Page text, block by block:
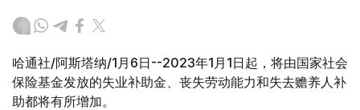
哈通社/阿斯塔纳/1月6日--2023年1月1日起，将由国家社会
保险基金发放的失业补助金、丧失劳动能力和失去赡养人补
助都将有所增加。